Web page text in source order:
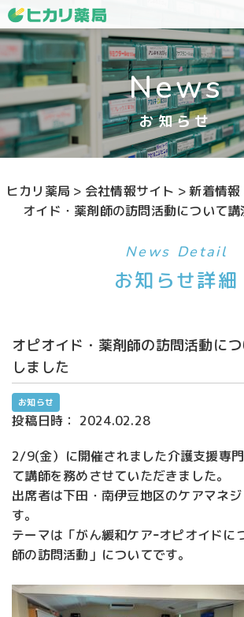
News
お知らせ
ヒカリ薬局 > 会社情報サイト > 新着情報
オイド・薬剤師の訪問活動について
News Detail
お知らせ詳細
オピオイド・薬剤師の訪問活動に
しました
お知らせ
投稿日時： 2024.02.28
2/9(金）に開催されました介護支援専
て講師を務めさせていただきました。
出席者は下田・南伊豆地区のケアマネ
す。
テーマは「がん緩和ケアｰオピオイドに
師の訪問活動」についてです。